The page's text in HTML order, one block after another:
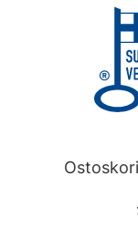
title
Ostoskori